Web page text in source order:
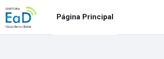
Salta al contenido principal
Página Principal